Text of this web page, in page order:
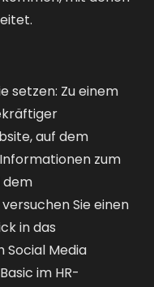
setzen: Zu einem
auf dem
zum
dem
Sie einen
in das
Social Media
im HR-